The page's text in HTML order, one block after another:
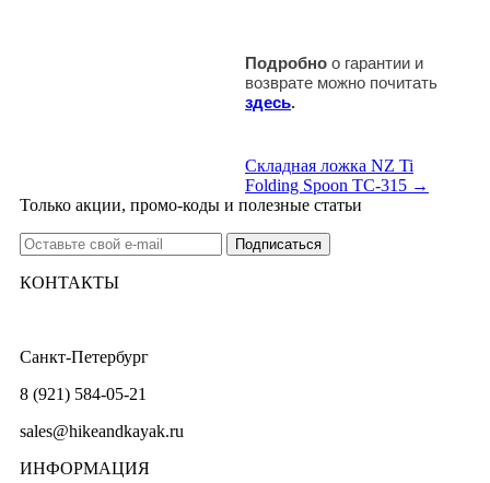
Подробно о гарантии и
возврате можно почитать
здесь.
Складная ложка NZ Ti
Folding Spoon TC-315 →
Только акции, промо-коды и полезные статьи
КОНТАКТЫ
Санкт-Петербург
8 (921) 584-05-21
sales@hikeandkayak.ru
ИНФОРМАЦИЯ